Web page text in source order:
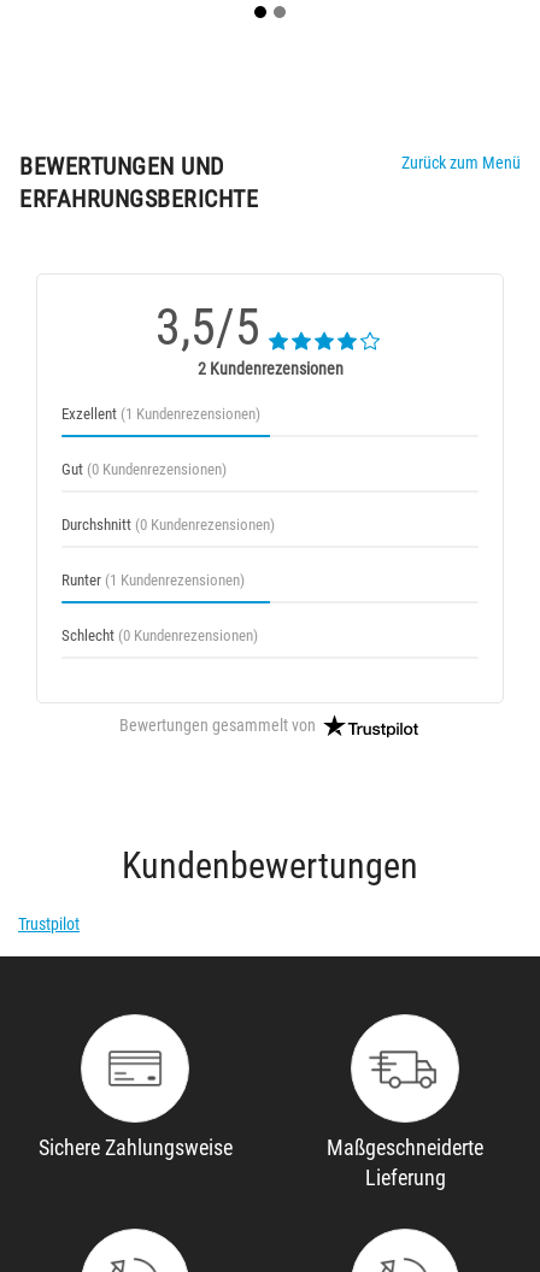
BEWERTUNGEN UND
ERFAHRUNGSBERICHTE
Zurück zum Menü
3,5/5
2 Kundenrezensionen
Exzellent (1 Kundenrezensionen)
Gut (0 Kundenrezensionen)
Durchshnitt (0 Kundenrezensionen)
Runter (1 Kundenrezensionen)
Schlecht (0 Kundenrezensionen)
Bewertungen gesammelt von
Kundenbewertungen
Trustpilot
Sichere Zahlungsweise
Maßgeschneiderte
Lieferung